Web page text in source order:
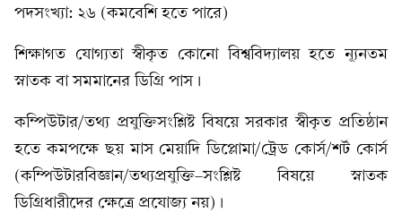
পদসংখ্যা: ২৬ (কমবেশি হতে পারে)
শিক্ষাগত যোগ্যতা স্বীকৃত কোনো বিশ্ববিদ্যালয় হতে ন্যূনতম
স্নাতক বা সমমানের ডিগ্রি পাস।
কম্পিউটার/তথ্য প্রযুক্তিসংশ্লিষ্ট বিষয়ে সরকার স্বীকৃত প্রতিষ্ঠান
হতে কমপক্ষে ছয় মাস মেয়াদি ডিপ্লোমা/ট্রেড কোর্স/শর্ট কোর্স
(কম্পিউটারবিজ্ঞান/তথ্যপ্রযুক্তি–সংশ্লিষ্ট বিষয়ে স্নাতক
ডিগ্রিধারীদের ক্ষেত্রে প্রযোজ্য নয়)।